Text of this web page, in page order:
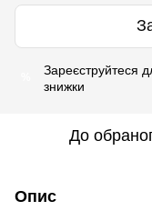
Зареєструйтеся
знижки
До
Опис